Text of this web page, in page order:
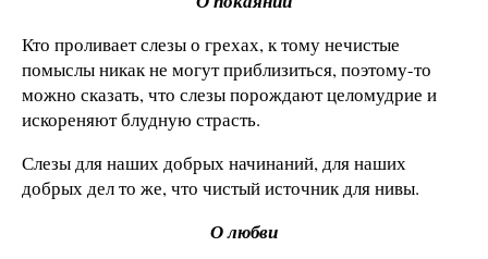
Кто проливает слезы о грехах, к тому нечистые
помыслы никак не могут приблизиться, поэтому-то
можно сказать, что слезы порождают целомудрие и
искореняют блудную страсть.
Слезы для наших добрых начинаний, для наших
добрых дел то же, что чистый источник для нивы.
О любви